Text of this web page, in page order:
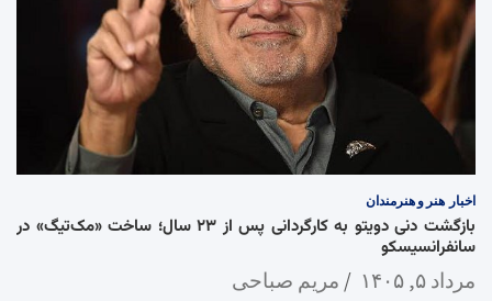
اخبار هنر و هنرمندان
بازگشت دنی دویتو به کارگردانی پس از ۲۳ سال؛ ساخت «مک‌تیگ» در
سانفرانسیسکو
مرداد ۵, ۱۴۰۵ مریم صباحی